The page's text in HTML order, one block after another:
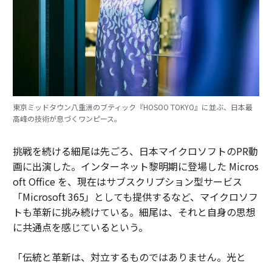
東京ミッドタウン八重洲のブティック『HOSOO TOKYO』に並ぶ、日本最
高峰の技術が息づくワンピース。
挑戦を続ける細尾は先ごろ、日本マイクロソフトのPR動
画に出演した。インターネット黎明期に登場した Micros
oft Office を、現在はサブスクリプション型サービス
「Microsoft 365」としても提供するなど、マイクロソフ
トも革新に挑み続けている。細尾は、それと自身の思想
に共通点を感じているという。
「伝統と革新は、対立するものではありません。光と